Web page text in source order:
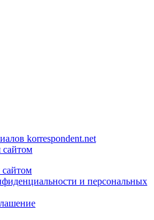
korrespondent.net
сайтом
сайтом
и персональных